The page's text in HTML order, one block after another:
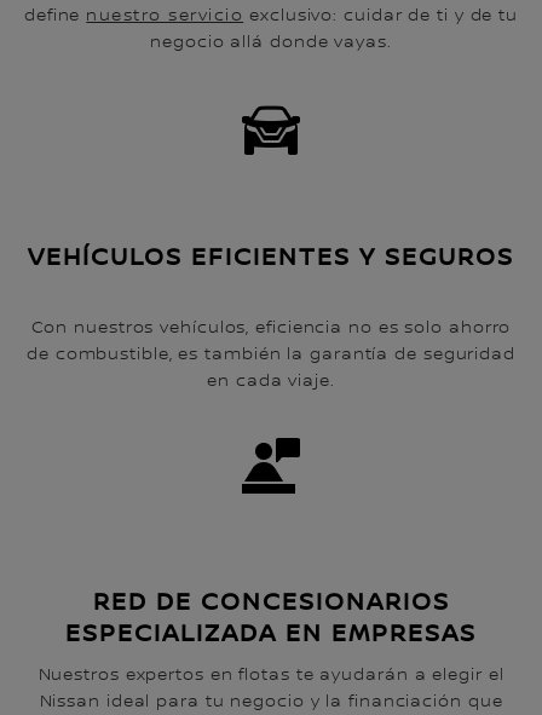
define nuestro servicio exclusivo: cuidar de ti y de tu
negocio allá donde vayas.
VEHÍCULOS EFICIENTES Y SEGUROS
Con nuestros vehículos, eficiencia no es solo ahorro
de combustible, es también la garantía de seguridad
en cada viaje.
RED DE CONCESIONARIOS
ESPECIALIZADA EN EMPRESAS
Nuestros expertos en flotas te ayudarán a elegir el
Nissan ideal para tu negocio y la financiación que